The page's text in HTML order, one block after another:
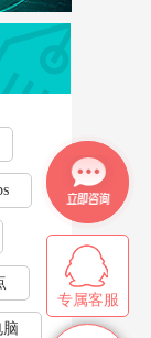
专属客服